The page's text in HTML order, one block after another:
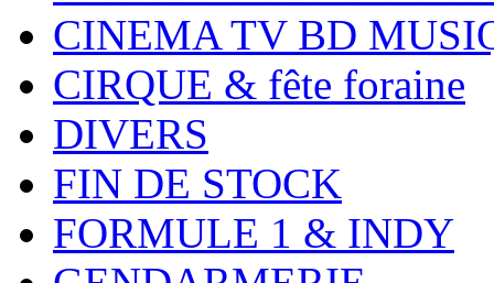
CINEMA TV BD
CIRQUE & fête foraine
DIVERS
FIN DE STOCK
FORMULE 1 & INDY